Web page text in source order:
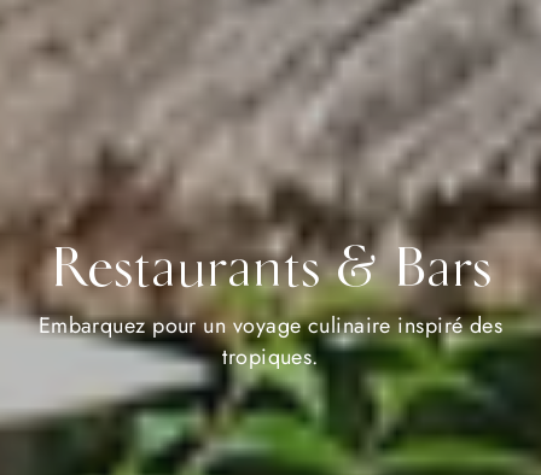
Restaurants & Bars
Embarquez pour un voyage culinaire inspiré des
tropiques.